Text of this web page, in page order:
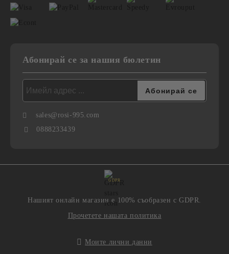
Абонирай се за нашия бюлетин
sales@rosi-995.com
0888233439
GDPR
Нашият онлайн магазин е 100% съобразен с GDPR.
Прочетете нашата политика
Моите лични данни